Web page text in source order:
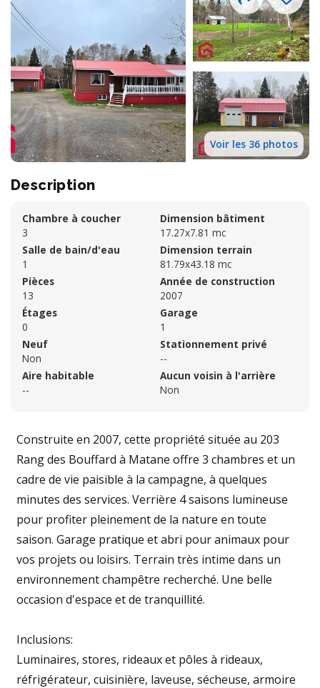
Voir les 36 photos
Description
Chambre à coucher
3
Salle de bain/d'eau
1
Pièces
13
Étages
0
Neuf
Non
Aire habitable
--
Dimension bâtiment
17.27x7.81 mc
Dimension terrain
81.79x43.18 mc
Année de construction
2007
Garage
1
Stationnement privé
--
Aucun voisin à l'arrière
Non
Construite en 2007, cette propriété située au 203
Rang des Bouffard à Matane offre 3 chambres et un
cadre de vie paisible à la campagne, à quelques
minutes des services. Verrière 4 saisons lumineuse
pour profiter pleinement de la nature en toute
saison. Garage pratique et abri pour animaux pour
vos projets ou loisirs. Terrain très intime dans un
environnement champêtre recherché. Une belle
occasion d'espace et de tranquillité.
Inclusions:
Luminaires, stores, rideaux et pôles à rideaux,
réfrigérateur, cuisinière, laveuse, sécheuse, armoire